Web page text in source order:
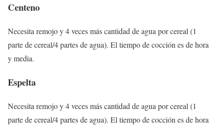
Centeno
Necesita remojo y 4 veces más cantidad de agua por cereal (1
parte de cereal/4 partes de agua). El tiempo de cocción es de hora
y media.
Espelta
Necesita remojo y 4 veces más cantidad de agua por cereal (1
parte de cereal/4 partes de agua). El tiempo de cocción es de hora